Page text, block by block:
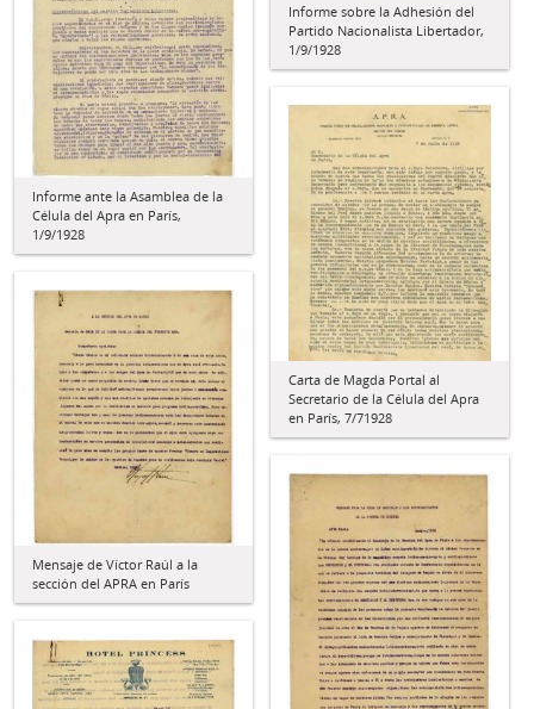
Informe sobre la Adhesión del
Partido Nacionalista Libertador,
1/9/1928
Informe ante la Asamblea de la
Célula del Apra en París,
1/9/1928
Carta de Magda Portal al
Secretario de la Célula del Apra
en París, 7/71928
Mensaje de Víctor Raúl a la
sección del APRA en París